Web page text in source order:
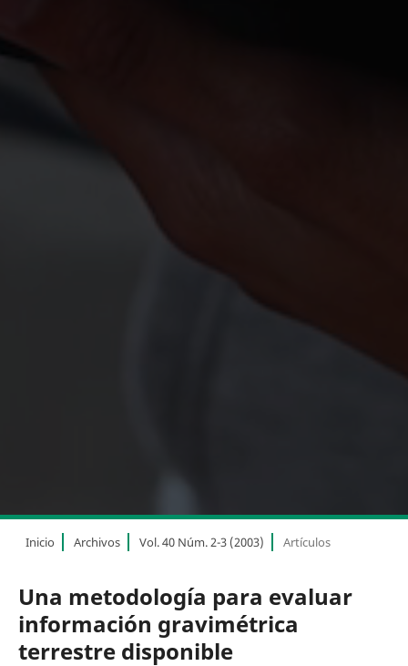
Inicio Archivos Vol. 40 Núm. 2-3 (2003) Artículos
Una metodología para evaluar
información gravimétrica
terrestre disponible